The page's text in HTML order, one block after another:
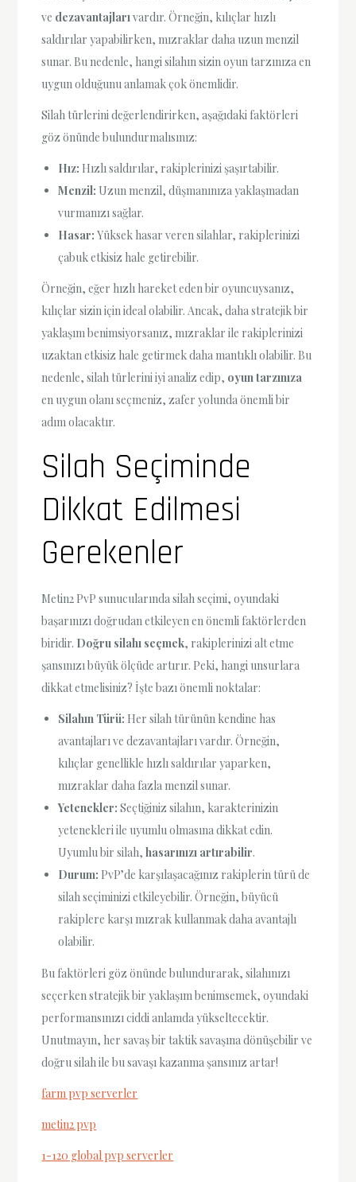
ve dezavantajları vardır. Örneğin, kılıçlar hızlı
saldırılar yapabilirken, mızraklar daha uzun menzil
sunar. Bu nedenle, hangi silahın sizin oyun tarzınıza en
uygun olduğunu anlamak çok önemlidir.
Silah türlerini değerlendirirken, aşağıdaki faktörleri
göz önünde bulundurmalısınız:
Hız: Hızlı saldırılar, rakiplerinizi şaşırtabilir.
Menzil: Uzun menzil, düşmanınıza yaklaşmadan
vurmanızı sağlar.
Hasar: Yüksek hasar veren silahlar, rakiplerinizi
çabuk etkisiz hale getirebilir.
Örneğin, eğer hızlı hareket eden bir oyuncuysanız,
kılıçlar sizin için ideal olabilir. Ancak, daha stratejik bir
yaklaşım benimsiyorsanız, mızraklar ile rakiplerinizi
uzaktan etkisiz hale getirmek daha mantıklı olabilir. Bu
nedenle, silah türlerini iyi analiz edip, oyun tarzınıza
en uygun olanı seçmeniz, zafer yolunda önemli bir
adım olacaktır.
Silah Seçiminde
Dikkat Edilmesi
Gerekenler
Metin2 PvP sunucularında silah seçimi, oyundaki
başarınızı doğrudan etkileyen en önemli faktörlerden
biridir. Doğru silahı seçmek, rakiplerinizi alt etme
şansınızı büyük ölçüde artırır. Peki, hangi unsurlara
dikkat etmelisiniz? İşte bazı önemli noktalar:
Silahın Türü: Her silah türünün kendine has
avantajları ve dezavantajları vardır. Örneğin,
kılıçlar genellikle hızlı saldırılar yaparken,
mızraklar daha fazla menzil sunar.
Yetenekler: Seçtiğiniz silahın, karakterinizin
yetenekleri ile uyumlu olmasına dikkat edin.
Uyumlu bir silah,hasarınızı artırabilir.
Durum: PvP’de karşılaşacağınız rakiplerin türü de
silah seçiminizi etkileyebilir. Örneğin, büyücü
rakiplere karşı mızrak kullanmak daha avantajlı
olabilir.
Bu faktörleri göz önünde bulundurarak, silahınızı
seçerken stratejik bir yaklaşım benimsemek, oyundaki
performansınızı ciddi anlamda yükseltecektir.
Unutmayın, her savaş bir taktik savaşına dönüşebilir ve
doğru silah ile bu savaşı kazanma şansınız artar!
farm pvp serverler
metin2 pvp
1-120 global pvp serverler